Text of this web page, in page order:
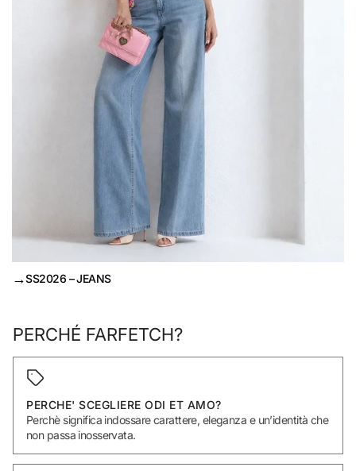
→SS2026 – JEANS
PERCHÉ FARFETCH?
PERCHE' SCEGLIERE ODI ET AMO?
Perchè significa indossare carattere, eleganza e un’identità che
non passa inosservata.